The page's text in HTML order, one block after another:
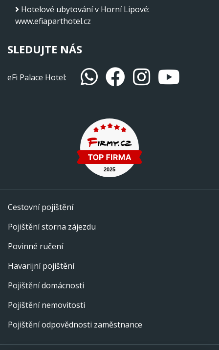
Hotelové ubytování v Horní Lipové:
www.efiaparthotel.cz
SLEDUJTE NÁS
eFi Palace Hotel:
Cestovní pojištění
Pojištění storna zájezdu
Povinné ručení
Havarijní pojištění
Pojištění domácnosti
Pojištění nemovitosti
Pojištění odpovědnosti zaměstnance